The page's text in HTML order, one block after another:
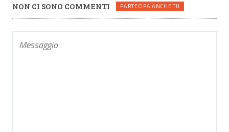
NON CI SONO COMMENTI PARTECIPA ANCHE TU